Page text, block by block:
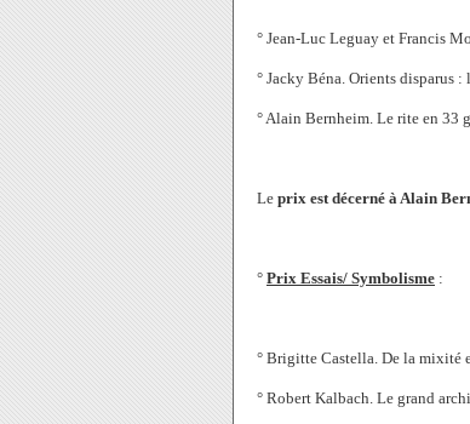
° Jean-Luc Leguay et Francis
° Jacky Béna. Orients disparus :
° Alain Bernheim. Le rite en 33
Le prix est décerné à Alain
° Prix Essais/ Symbolisme :
° Brigitte Castella. De la mixité
° Robert Kalbach. Le grand